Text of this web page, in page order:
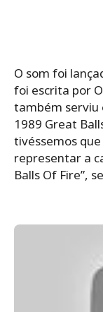
O som foi
foi escrita por
também serviu
1989 Great
tivéssemos
representar a
Balls Of Fire”,